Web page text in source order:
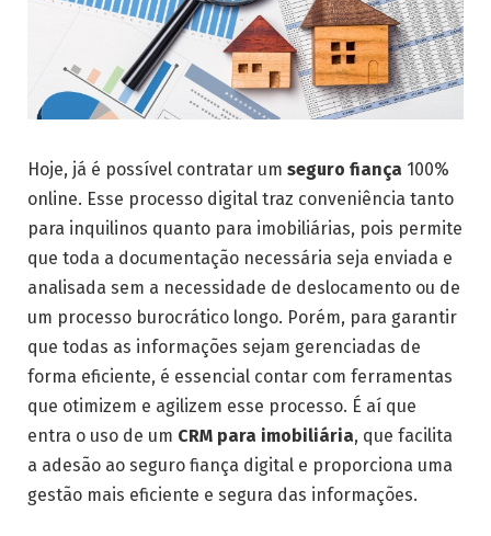
Hoje, já é possível contratar um seguro fiança 100%
online. Esse processo digital traz conveniência tanto
para inquilinos quanto para imobiliárias, pois permite
que toda a documentação necessária seja enviada e
analisada sem a necessidade de deslocamento ou de
um processo burocrático longo. Porém, para garantir
que todas as informações sejam gerenciadas de
forma eficiente, é essencial contar com ferramentas
que otimizem e agilizem esse processo. É aí que
entra o uso de um CRM para imobiliária, que facilita
a adesão ao seguro fiança digital e proporciona uma
gestão mais eficiente e segura das informações.